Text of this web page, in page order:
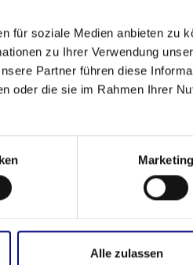
für soziale Medien anbieten zu
zu Ihrer Verwendung
Partner führen diese
oder die sie im Rahmen Ihrer
Marketing
Alle zulassen
Eventos